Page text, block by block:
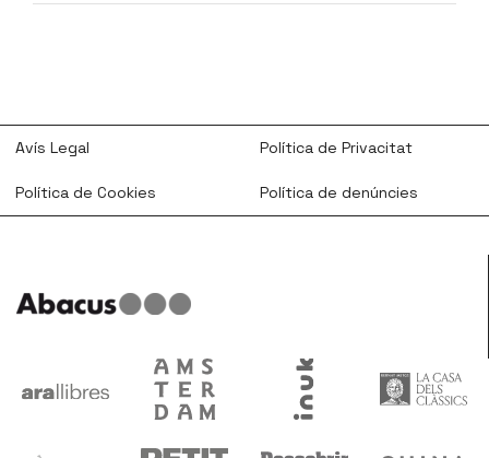
Avís Legal Política de Privacitat
Política de Cookies Política de denúncies